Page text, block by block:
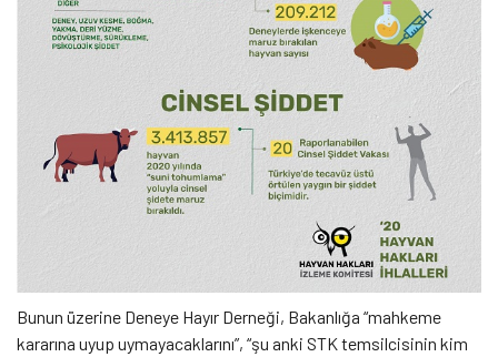
Bunun üzerine Deneye Hayır Derneği, Bakanlığa “mahkeme
kararına uyup uymayacaklarını”, “şu anki STK temsilcisinin kim